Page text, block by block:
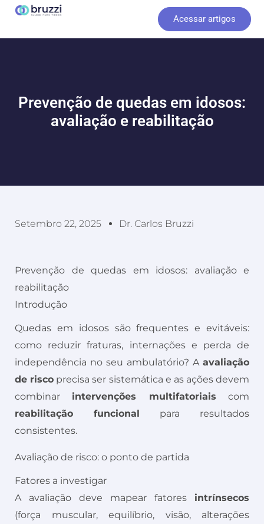
o
Acessar artigos
Prevenção de quedas em idosos:
avaliação e reabilitação
Setembro 22, 2025 Dr. Carlos Bruzzi
Prevenção de quedas em idosos: avaliação e
reabilitação
Introdução
Quedas em idosos são frequentes e evitáveis:
como reduzir fraturas, internações e perda de
independência no seu ambulatório? A avaliação
de risco precisa ser sistemática e as ações devem
combinar intervenções multifatoriais com
reabilitação funcional
para resultados
consistentes.
Avaliação de risco: o ponto de partida
Fatores a investigar
A avaliação deve mapear fatores intrínsecos
(força muscular, equilíbrio, visão, alterações